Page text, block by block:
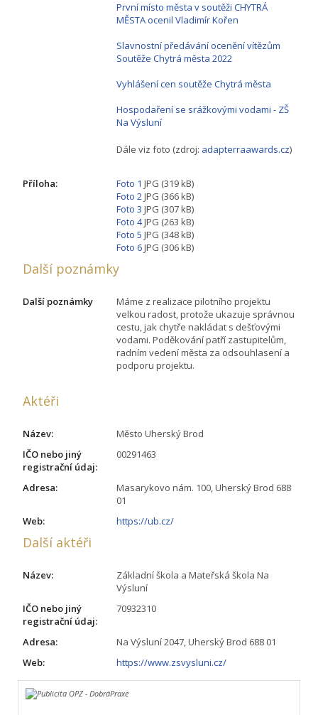
První místo města v soutěži CHYTRÁ
MĚSTA ocenil Vladimír Kořen
Slavnostní předávání ocenění vítězům
Soutěže Chytrá města 2022
Vyhlášení cen soutěže Chytrá města
Hospodaření se srážkovými vodami - ZŠ
Na Výsluní
Dále viz foto (zdroj: adapterraawards.cz)
Příloha: Foto 1 JPG (319 kB)
Foto 2JPG (366 kB)
Foto 3 JPG (307 kB)
Foto 4JPG (263 kB)
Foto 5 JPG (348 kB)
Foto 6JPG (306 kB)
Další poznámky
Další poznámky
Máme z realizace pilotního projektu
velkou radost, protože ukazuje správnou
cestu, jak chytře nakládat s dešťovými
vodami. Poděkování patří zastupitelům,
radním vedení města za odsouhlasení a
podporu projektu.
Aktéři
Název:
Město Uherský Brod
IČO nebo jiný
registrační údaj:
00291463
Adresa:
Masarykovo nám. 100, Uherský Brod 688
01
Web:
https://ub.cz/
Další aktéři
Název:
Základní škola a Mateřská škola Na
Výsluní
IČO nebo jiný
registrační údaj:
70932310
Adresa:
Na Výsluní 2047, Uherský Brod 688 01
Web:
https://www.zsvysluni.cz/